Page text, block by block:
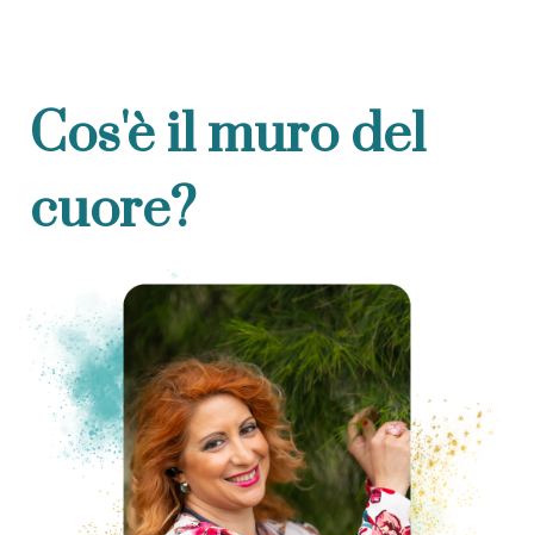
Cos'è il muro del
cuore?